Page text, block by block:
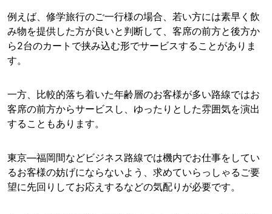
例えば、修学旅行のご一行様の場合、若い方には素早く飲
み物を提供した方が良いと判断して、客席の前方と後方か
ら2台のカートで挟み込む形でサービスすることがありま
す。
一方、比較的落ち着いた年齢層のお客様が多い路線ではお
客席の前方からサービスし、ゆったりとした雰囲気を演出
することもあります。
東京—福岡間などビジネス路線では機内でお仕事をしてい
るお客様の妨げにならないよう、求めていらっしゃるご要
望に先回りしてお応えするなどの気配りが必要です。